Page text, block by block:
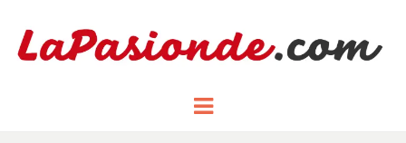
LA PASIÓN
pasión de figuras y personajes
Menu